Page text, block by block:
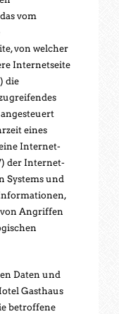
vom
von welcher
Internetseite
die
eines
Internet-
der Internet-
Systems und
Angriffen
Daten und
Gasthaus
betroffene